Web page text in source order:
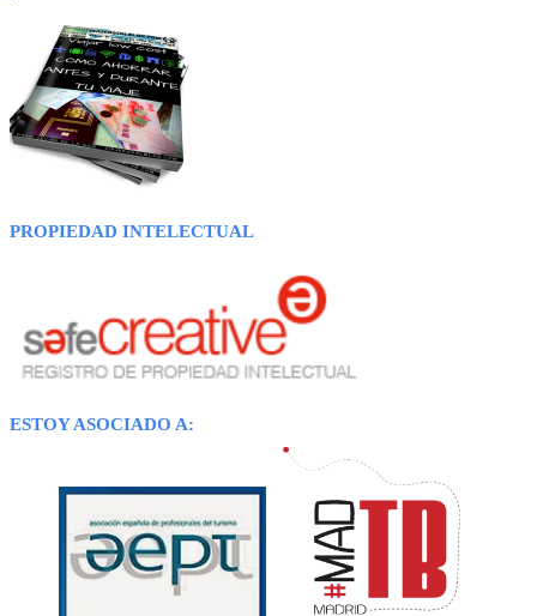
PROPIEDAD INTELECTUAL
ESTOY ASOCIADO A: